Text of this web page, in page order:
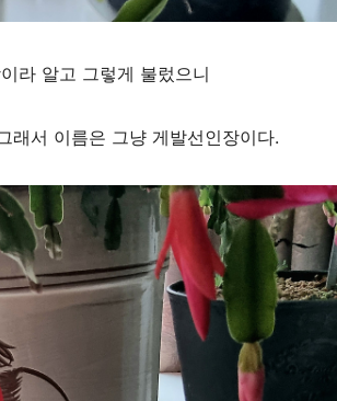
라 알고 그렇게 불렀으니
래서 이름은 그냥 게발선인장이다.